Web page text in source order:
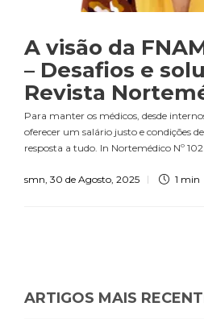
A visão da
– Desafios e
Revista
Para manter os médicos, desde
oferecer um salário justo e condições
resposta a tudo. In Nortemédico Nº 102
smn, 30 de Agosto, 2025 1 min
ARTIGOS MAIS